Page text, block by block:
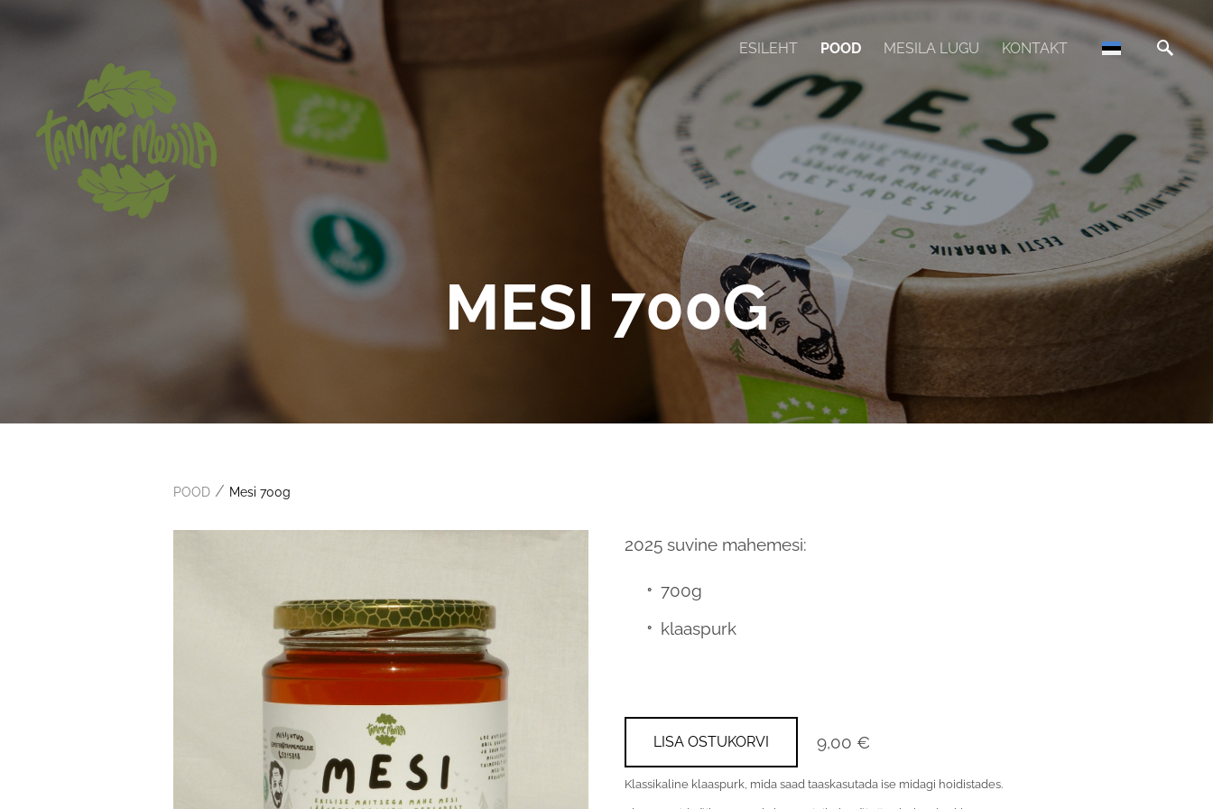
ESILEHT POOD MESILA LUGU KONTAKT
MESI 700G
POOD / Mesi 700g
2025 suvine mahemesi:
700g
klaaspurk
LISA OSTUKORVI 9,00 €
Klassikaline klaaspurk, mida saad taaskasutada ise midagi hoidistades.